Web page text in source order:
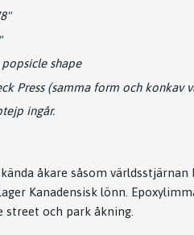
popsicle shape
Press (samma form och konkav
ingår.
åkare såsom
Kanadensisk lönn.
street och park åkning.